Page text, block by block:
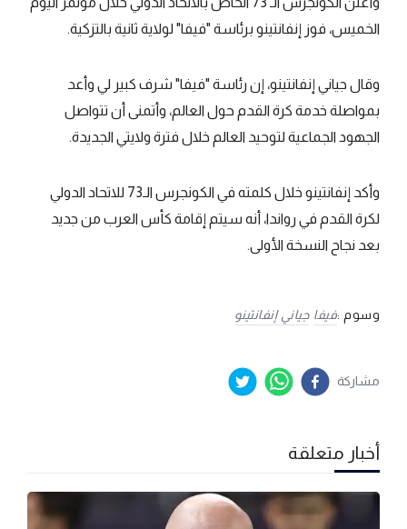
الخميس، فوز إنفانتينو برئاسة "فيفا" لولاية ثانية بالتزكية.
وقال جياني إنفانتينو، إن رئاسة "فيفا" شرف كبير لي وأعد
بمواصلة خدمة كرة القدم حول العالم، وأتمنى أن تتواصل
الجهود الجماعية لتوحيد العالم خلال فترة ولايتي الجديدة.
وأكد إنفانتينو خلال كلمته في الكونجرس الـ73 للاتحاد الدولي
لكرة القدم في رواندا، أنه سيتم إقامة كأس العرب من جديد
بعد نجاح النسخة الأولى.
وسوم :فيفا جياني إنفانتينو
مشاركة
أخبار متعلقة